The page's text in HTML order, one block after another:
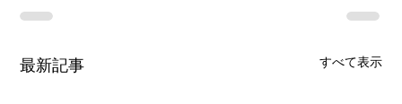
最新記事 すべて表示